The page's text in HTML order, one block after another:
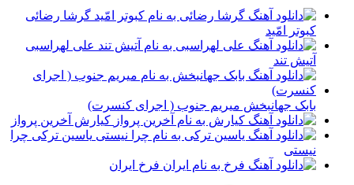
گرشا رضائی
کبوتر امّید
علی لهراسبی
آتیش تند
بابک جهانبخش میریم جنوب ( اجرای کنسرت)
کیارش آخرین پرواز
یاسین ترکی چرا
نیستی
فرخ ایران